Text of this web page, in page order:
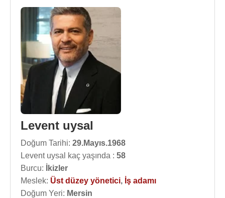
Levent uysal
Doğum Tarihi: 29.Mayıs.1968
Levent uysal kaç yaşında : 58
Burcu:
İkizler
Meslek: Üst düzey yönetici, İş adamı
Doğum Yeri: Mersin